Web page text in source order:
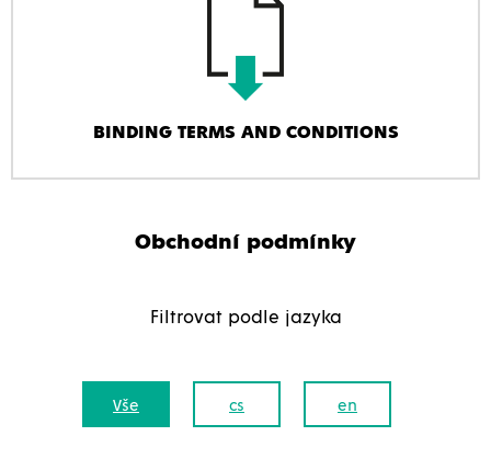
BINDING TERMS AND CONDITIONS
Obchodní podmínky
Filtrovat podle jazyka
Vše cs en